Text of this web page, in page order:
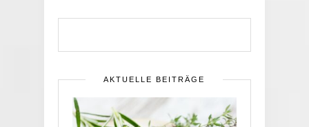
AKTUELLE BEITRÄGE